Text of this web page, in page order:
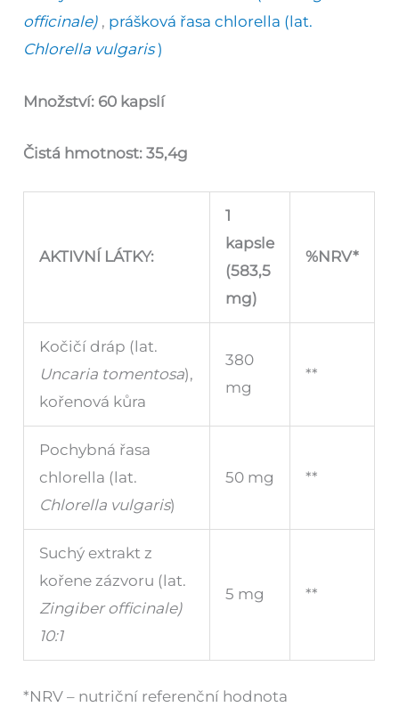
officinale) , prášková řasa chlorella (lat.
Chlorella vulgaris)
Množství: 60 kapslí
Čistá hmotnost: 35,4g
AKTIVNÍ LÁTKY:
1
kapsle
(583,5
mg)
%NRV*
Kočičí dráp (lat.
Uncaria tomentosa),
kořenová kůra
380
mg
**
Pochybná řasa
chlorella (lat.
Chlorella vulgaris)
50 mg **
Suchý extrakt z
kořene zázvoru (lat.
Zingiber officinale)
10:1
5 mg **
*NRV – nutriční referenční hodnota